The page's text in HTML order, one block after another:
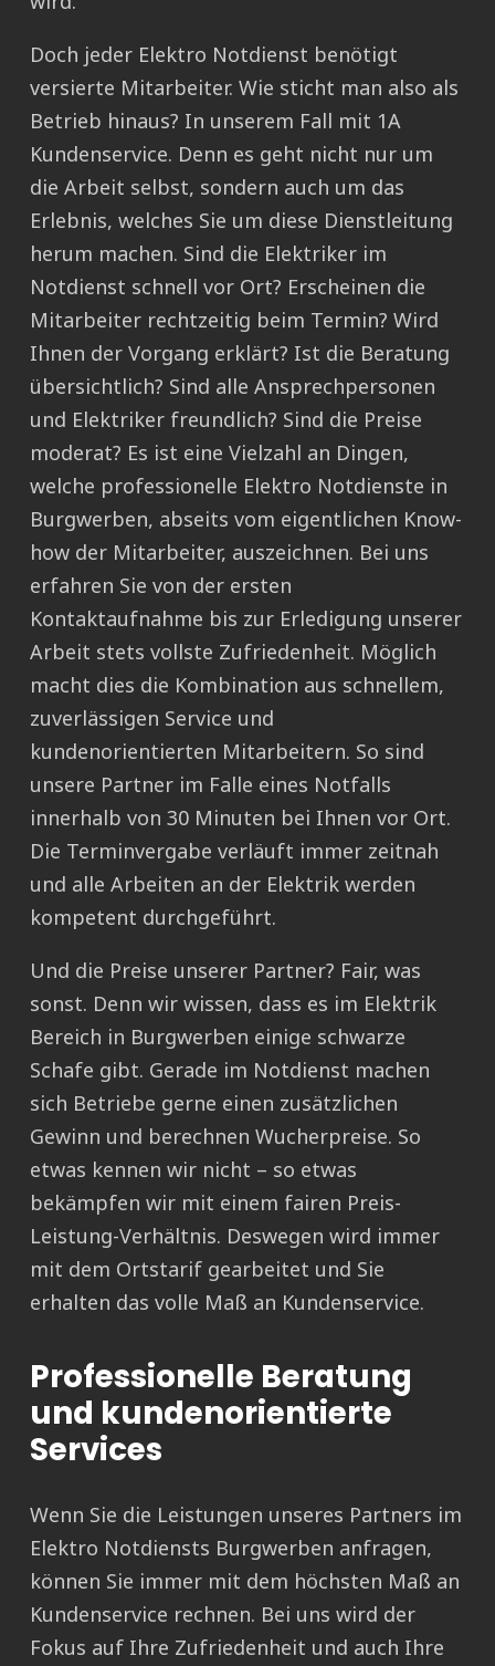
Doch jeder Elektro Notdienst benötigt
versierte Mitarbeiter. Wie sticht man also als
Betrieb hinaus? In unserem Fall mit 1A
Kundenservice. Denn es geht nicht nur um
die Arbeit selbst, sondern auch um das
Erlebnis, welches Sie um diese Dienstleitung
herum machen. Sind die Elektriker im
Notdienst schnell vor Ort? Erscheinen die
Mitarbeiter rechtzeitig beim Termin? Wird
Ihnen der Vorgang erklärt? Ist die Beratung
übersichtlich? Sind alle Ansprechpersonen
und Elektriker freundlich? Sind die Preise
moderat? Es ist eine Vielzahl an Dingen,
welche professionelle Elektro Notdienste in
Burgwerben, abseits vom eigentlichen Know-
how der Mitarbeiter, auszeichnen. Bei uns
erfahren Sie von der ersten
Kontaktaufnahme bis zur Erledigung unserer
Arbeit stets vollste Zufriedenheit. Möglich
macht dies die Kombination aus schnellem,
zuverlässigen Service und
kundenorientierten Mitarbeitern. So sind
unsere Partner im Falle eines Notfalls
innerhalb von 30 Minuten bei Ihnen vor Ort.
Die Terminvergabe verläuft immer zeitnah
und alle Arbeiten an der Elektrik werden
kompetent durchgeführt.
Und die Preise unserer Partner? Fair, was
sonst. Denn wir wissen, dass es im Elektrik
Bereich in Burgwerben einige schwarze
Schafe gibt. Gerade im Notdienst machen
sich Betriebe gerne einen zusätzlichen
Gewinn und berechnen Wucherpreise. So
etwas kennen wir nicht – so etwas
bekämpfen wir mit einem fairen Preis-
Leistung-Verhältnis. Deswegen wird immer
mit dem Ortstarif gearbeitet und Sie
erhalten das volle Maß an Kundenservice.
Professionelle Beratung
und kundenorientierte
Services
Wenn Sie die Leistungen unseres Partners im
Elektro Notdiensts Burgwerben anfragen,
können Sie immer mit dem höchsten Maß an
Kundenservice rechnen. Bei uns wird der
Fokus auf Ihre Zufriedenheit und auch Ihre